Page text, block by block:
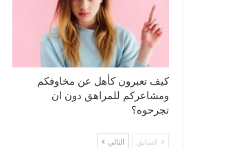
كيف تعبرون كأهل عن مخاوفكم
ومشاعركم للمراهق دون ان
تجرحوه؟
السابق التالي